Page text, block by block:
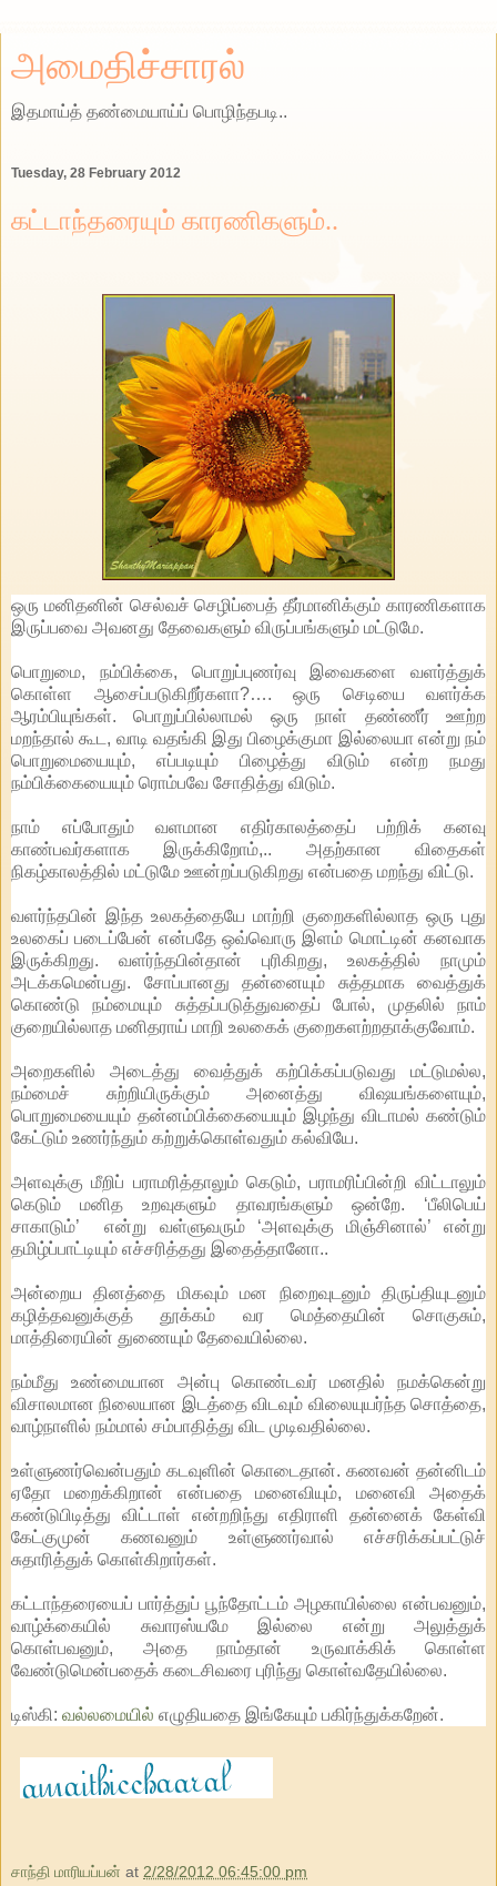
அமைதிச்சாரல்
இதமாய்த் தண்மையாய்ப் பொழிந்தபடி..
Tuesday, 28 February 2012
கட்டாந்தரையும் காரணிகளும்..
ஒரு மனிதனின் செல்வச் செழிப்பைத் தீர்மானிக்கும் காரணிகளாக
இருப்பவை அவனது தேவைகளும் விருப்பங்களும் மட்டுமே.
பொறுமை, நம்பிக்கை, பொறுப்புணர்வு இவைகளை வளர்த்துக்
கொள்ள ஆசைப்படுகிறீர்களா?…. ஒரு செடியை வளர்க்க
ஆரம்பியுங்கள். பொறுப்பில்லாமல் ஒரு நாள் தண்ணீர் ஊற்ற
மறந்தால் கூட, வாடி வதங்கி இது பிழைக்குமா இல்லையா என்று நம்
பொறுமையையும், எப்படியும் பிழைத்து விடும் என்ற நமது
நம்பிக்கையையும் ரொம்பவே சோதித்து விடும்.
நாம் எப்போதும் வளமான எதிர்காலத்தைப் பற்றிக் கனவு
காண்பவர்களாக இருக்கிறோம்,.. அதற்கான விதைகள்
நிகழ்காலத்தில் மட்டுமே ஊன்றப்படுகிறது என்பதை மறந்து விட்டு.
வளர்ந்தபின் இந்த உலகத்தையே மாற்றி குறைகளில்லாத ஒரு புது
உலகைப் படைப்பேன் என்பதே ஒவ்வொரு இளம் மொட்டின் கனவாக
இருக்கிறது. வளர்ந்தபின்தான் புரிகிறது, உலகத்தில் நாமும்
அடக்கமென்பது. சோப்பானது தன்னையும் சுத்தமாக வைத்துக்
கொண்டு நம்மையும் சுத்தப்படுத்துவதைப் போல், முதலில் நாம்
குறையில்லாத மனிதராய் மாறி உலகைக் குறைகளற்றதாக்குவோம்.
அறைகளில் அடைத்து வைத்துக் கற்பிக்கப்படுவது மட்டுமல்ல,
நம்மைச் சுற்றியிருக்கும் அனைத்து விஷயங்களையும்,
பொறுமையையும் தன்னம்பிக்கையையும் இழந்து விடாமல் கண்டும்
கேட்டும் உணர்ந்தும் கற்றுக்கொள்வதும் கல்வியே.
அளவுக்கு மீறிப் பராமரித்தாலும் கெடும், பராமரிப்பின்றி விட்டாலும்
கெடும் மனித உறவுகளும் தாவரங்களும் ஒன்றே. ‘பீலிபெய்
சாகாடும்’ என்று வள்ளுவரும் ‘அளவுக்கு மிஞ்சினால்’ என்று
தமிழ்ப்பாட்டியும் எச்சரித்தது இதைத்தானோ..
அன்றைய தினத்தை மிகவும் மன நிறைவுடனும் திருப்தியுடனும்
கழித்தவனுக்குத் தூக்கம் வர மெத்தையின் சொகுசும்,
மாத்திரையின் துணையும் தேவையில்லை.
நம்மீது உண்மையான அன்பு கொண்டவர் மனதில் நமக்கென்று
விசாலமான நிலையான இடத்தை விடவும் விலையுயர்ந்த சொத்தை,
வாழ்நாளில் நம்மால் சம்பாதித்து விட முடிவதில்லை.
உள்ளுணர்வென்பதும் கடவுளின் கொடைதான். கணவன் தன்னிடம்
ஏதோ மறைக்கிறான் என்பதை மனைவியும், மனைவி அதைக்
கண்டுபிடித்து விட்டாள் என்றறிந்து எதிராளி தன்னைக் கேள்வி
கேட்குமுன் கணவனும் உள்ளுணர்வால் எச்சரிக்கப்பட்டுச்
சுதாரித்துக் கொள்கிறார்கள்.
கட்டாந்தரையைப் பார்த்துப் பூந்தோட்டம் அழகாயில்லை என்பவனும்,
வாழ்க்கையில் சுவாரஸ்யமே இல்லை என்று அலுத்துக்
கொள்பவனும், அதை நாம்தான் உருவாக்கிக் கொள்ள
வேண்டுமென்பதைக் கடைசிவரை புரிந்து கொள்வதேயில்லை.
டிஸ்கி: வல்லமையில் எழுதியதை இங்கேயும் பகிர்ந்துக்கறேன்.
சாந்தி மாரியப்பன் at 2/28/2012 06:45:00 pm